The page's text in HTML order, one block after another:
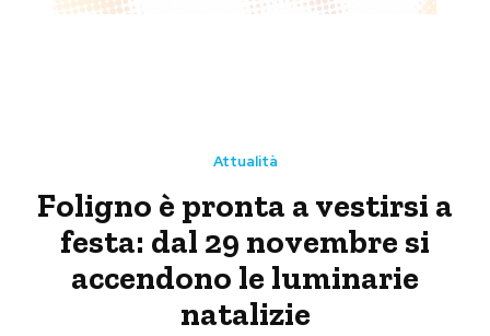
Attualità
Foligno è pronta a vestirsi a
festa: dal 29 novembre si
accendono le luminarie
natalizie